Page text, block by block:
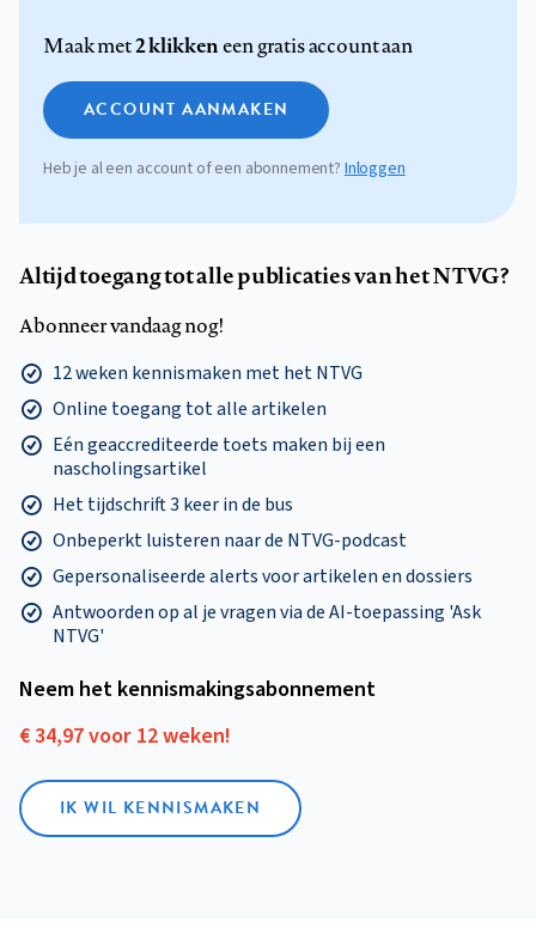
Maak met2 klikkeneen gratis account aan
ACCOUNT AANMAKEN
Heb je al een account of een abonnement? Inloggen
Altijd toegang tot alle publicaties van het NTVG?
Abonneer vandaag nog!
12 weken kennismaken met het NTVG
Online toegang tot alle artikelen
Eén geaccrediteerde toets maken bij een
nascholingsartikel
Het tijdschrift 3 keer in de bus
Onbeperkt luisteren naar de NTVG-podcast
Gepersonaliseerde alerts voor artikelen en dossiers
Antwoorden op al je vragen via de AI-toepassing 'Ask
NTVG'
Neem het kennismakings­abonnement
€ 34,97 voor 12 weken!
IK WIL KENNISMAKEN